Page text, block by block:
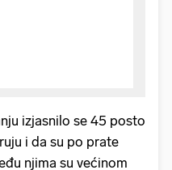
izjasnilo se 45 posto
i da su po prate
njima su većinom